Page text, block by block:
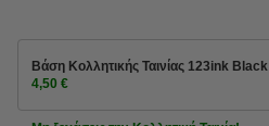
Βάση Κολλητικής Ταινίας 123ink Black
4,50 €